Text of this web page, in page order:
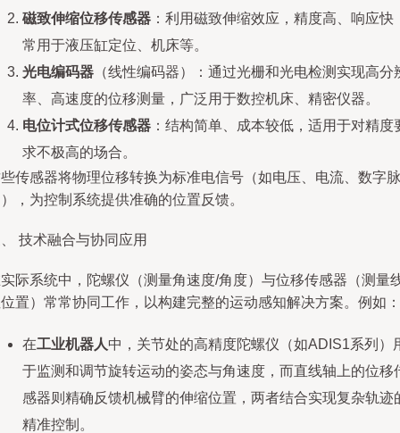
磁致伸缩位移传感器 ：利用磁致伸缩效应，精度高、响应快
常用于液压缸定位、机床等。
光电编码器 （线性编码器）：通过光栅和光电检测实现高分
率、高速度的位移测量，广泛用于数控机床、精密仪器。
电位计式位移传感器 ：结构简单、成本较低，适用于对精度
求不极高的场合。
传感器将物理位移转换为标准电信号（如电压、电流、数字脉
，为控制系统提供准确的位置反馈。
技术融合与协同应用
际系统中，陀螺仪（测量角速度/角度）与位移传感器（测量
置）常常协同工作，以构建完整的运动感知解决方案。例如：
在工业机器人中，关节处的高精度陀螺仪（如ADIS1系列）
于监测和调节旋转运动的姿态与角速度，而直线轴上的位移
感器则精确反馈机械臂的伸缩位置，两者结合实现复杂轨迹
精准控制。